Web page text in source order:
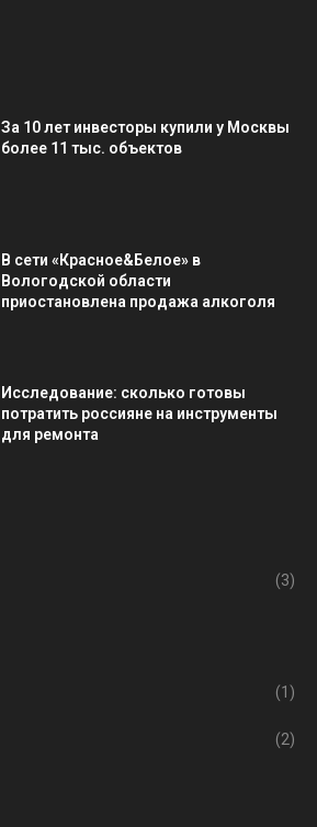
За 10 лет инвесторы купили у Москвы
более 11 тыс. объектов
В сети «Красное&Белое» в
Вологодской области
приостановлена продажа алкоголя
Исследование: сколько готовы
потратить россияне на инструменты
для ремонта
(3)
(1)
(2)